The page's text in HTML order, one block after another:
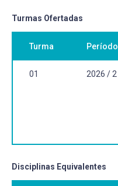
Bibliografia Básica:
Turmas Ofertadas
Turma Período
01 2026 / 2
Disciplinas Equivalentes